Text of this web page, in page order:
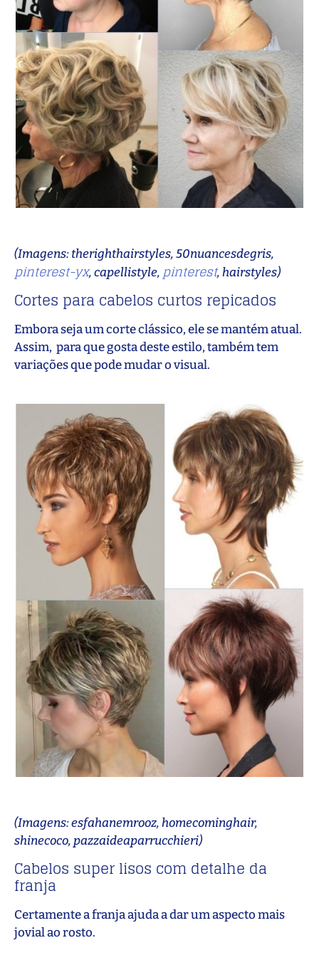
(Imagens: therighthairstyles, 50nuancesdegris,
pinterest-yx, capellistyle, pinterest, hairstyles)
Cortes para cabelos curtos repicados
Embora seja um corte clássico, ele se mantém atual.
Assim, para que gosta deste estilo, também tem
variações que pode mudar o visual.
(Imagens: esfahanemrooz, homecominghair,
shinecoco, pazzaideaparrucchieri)
Cabelos super lisos com detalhe da
franja
Certamente a franja ajuda a dar um aspecto mais
jovial ao rosto.